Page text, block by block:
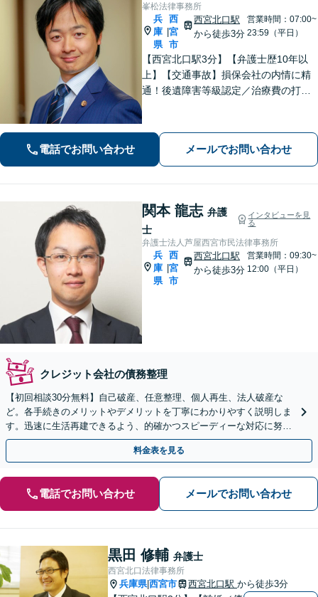
峯松法律事務所
兵
庫
県
|
西
宮
市
西宮北口駅
から徒歩3分
営業時間：07:00~
23:59（平日）
【西宮北口駅3分】【弁護士歴10年以
上】【交通事故】損保会社の内情に精
通！後遺障害等級認定／治療費の打ち
調停、裁判などお任せください【初回
相談無料】
電話でお問い合わせ メールでお問い合わせ
関本 龍志 弁護
士
インタビューを見
る
弁護士法人芦屋西宮市民法律事務所
兵
庫
県
|
西
宮
市
西宮北口駅
から徒歩3分
営業時間：09:30~
12:00（平日）
クレジット会社の債務整理
【初回相談30分無料】自己破産、任意整理、個人再生、法人破産な
ど。各手続きのメリットやデメリットを丁寧にわかりやすく説明しま
す。迅速に生活再建できるよう、的確かつスピーディーな対応に努め
ます【西宮北口駅3分】
料金表を見る
電話でお問い合わせ メールでお問い合わせ
黒田 修輔 弁護士
西宮北口法律事務所
兵庫県|西宮市 西宮北口駅 から徒歩3分